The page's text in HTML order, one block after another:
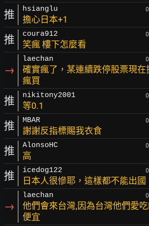
推 hsianglu
擔心日本+1
推 coura912
笑瘋 樓下怎麼看
→
laechan
確實瘋了，某連續跌停股票現在
瘋買
推 nikitony2001
等0.1
推 MBAR
謝謝反指標賜我衣食
推 AlonsoHC
高
推 icedog122
日本人很慘耶，這樣都不能出國
→
laechan
他們會來台灣,因為台灣他們愛
便宜